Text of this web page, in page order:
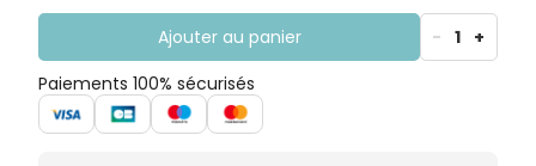
Ajouter au panier - 1 +
Paiements 100% sécurisés